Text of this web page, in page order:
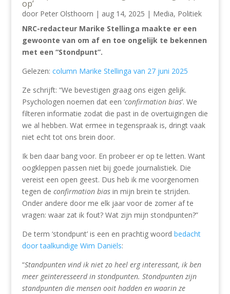
op’
door Peter Olsthoorn | aug 14, 2025 | Media, Politiek
NRC-redacteur Marike Stellinga maakte er een
gewoonte van om af en toe ongelijk te bekennen
met een “Stondpunt”.
Gelezen: column Marike Stellinga van 27 juni 2025
Ze schrijft: “We bevestigen graag ons eigen gelijk.
Psychologen noemen dat een ‘confirmation bias’. We
filteren informatie zodat die past in de overtuigingen die
we al hebben. Wat ermee in tegenspraak is, dringt vaak
niet echt tot ons brein door.
Ik ben daar bang voor. En probeer er op te letten. Want
oogkleppen passen niet bij goede journalistiek. Die
vereist een open geest. Dus heb ik me voorgenomen
tegen de confirmation biasin mijn brein te strijden.
Onder andere door me elk jaar voor de zomer af te
vragen: waar zat ik fout? Wat zijn mijn stondpunten?”
De term ‘stondpunt’ is een en prachtig woord bedacht
door taalkundige Wim Daniëls:
“Standpunten vind ik niet zo heel erg interessant, ik ben
meer geïnteresseerd in stondpunten. Stondpunten zijn
standpunten die mensen ooit hadden en waarin ze